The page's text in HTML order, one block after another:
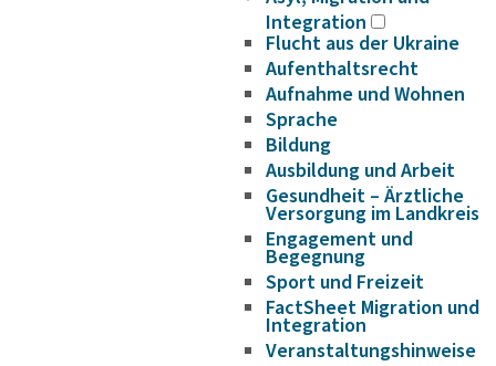
Integration
Flucht aus der Ukraine
Aufenthaltsrecht
Aufnahme und Wohnen
Sprache
Bildung
Ausbildung und Arbeit
Gesundheit – Ärztliche
Versorgung im Landkreis
Engagement und
Begegnung
Sport und Freizeit
FactSheet Migration und
Integration
Veranstaltungshinweise